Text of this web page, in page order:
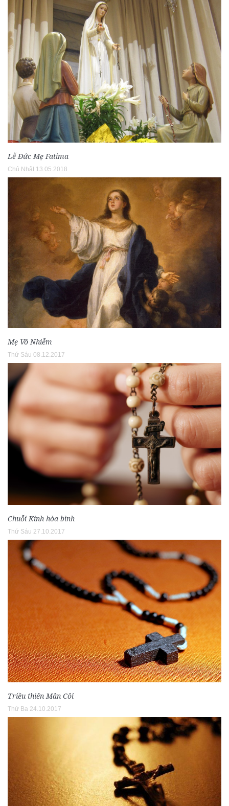
Lễ Ðức Mẹ Fatima
Chủ Nhật 13.05.2018
Mẹ Vô Nhiễm
Thứ Sáu 08.12.2017
Chuỗi Kinh hòa bình
Thứ Sáu 27.10.2017
Triều thiên Mân Côi
Thứ Ba 24.10.2017